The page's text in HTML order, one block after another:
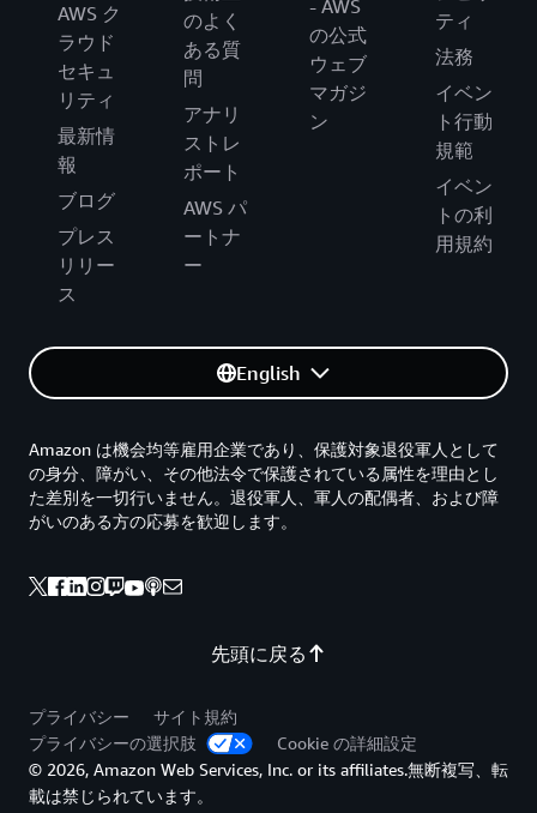
AWS ク
ラウド
セキュ
リティ
最新情
報
ブログ
プレス
リリー
ス
のよく
ある質
問
アナリ
ストレ
ポート
AWS パ
ートナ
ー
- AWS
の公式
ウェブ
マガジ
ン
ティ
法務
イベン
ト行動
規範
イベン
トの利
用規約
English
先頭に戻る
Amazon は機会均等雇用企業であり、保護対象退役軍人として
の身分、障がい、その他法令で保護されている属性を理由とし
た差別を一切行いません。退役軍人、軍人の配偶者、および障
がいのある方の応募を歓迎します。
プライバシー
サイト規約
プライバシーの選択肢
Cookie の詳細設定
© 2026, Amazon Web Services, Inc. or its affiliates.無断複写、転
載は禁じられています。